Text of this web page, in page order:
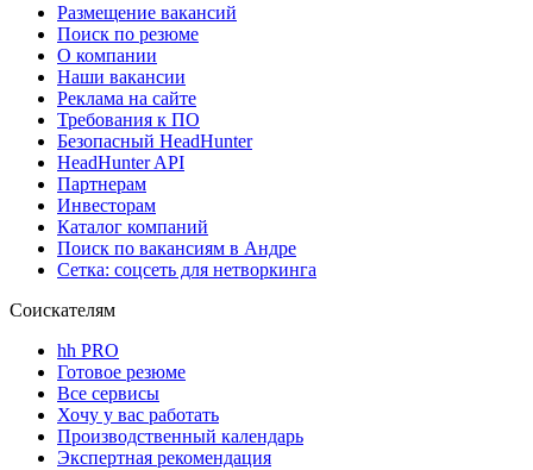
Размещение вакансий
Поиск по резюме
О компании
Наши вакансии
Реклама на сайте
Требования к ПО
Безопасный HeadHunter
HeadHunter API
Партнерам
Инвесторам
Каталог компаний
Поиск по вакансиям в Андре
Сетка: соцсеть для нетворкинга
Соискателям
hh PRO
Готовое резюме
Все сервисы
Хочу у вас работать
Производственный календарь
Экспертная рекомендация